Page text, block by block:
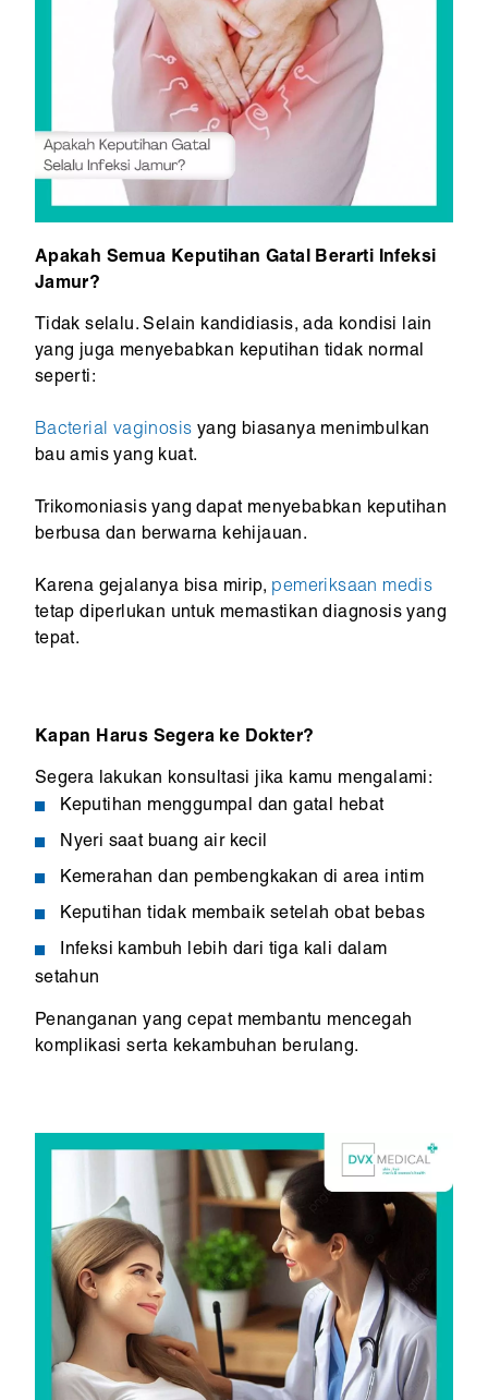
Apakah Semua Keputihan Gatal Berarti Infeksi
Jamur?
Tidak selalu. Selain kandidiasis, ada kondisi lain
yang juga menyebabkan keputihan tidak normal
seperti:
Bacterial vaginosis yang biasanya menimbulkan
bau amis yang kuat.
Trikomoniasis yang dapat menyebabkan keputihan
berbusa dan berwarna kehijauan.
Karena gejalanya bisa mirip, pemeriksaan medis
tetap diperlukan untuk memastikan diagnosis yang
tepat.
Kapan Harus Segera ke Dokter?
Segera lakukan konsultasi jika kamu mengalami:
Keputihan menggumpal dan gatal hebat
Nyeri saat buang air kecil
Kemerahan dan pembengkakan di area intim
Keputihan tidak membaik setelah obat bebas
Infeksi kambuh lebih dari tiga kali dalam
setahun
Penanganan yang cepat membantu mencegah
komplikasi serta kekambuhan berulang.